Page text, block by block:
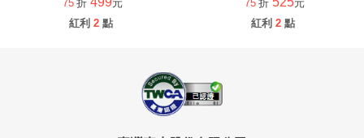
75 折
元
紅利 2 點
75 折
元
紅利 2 點